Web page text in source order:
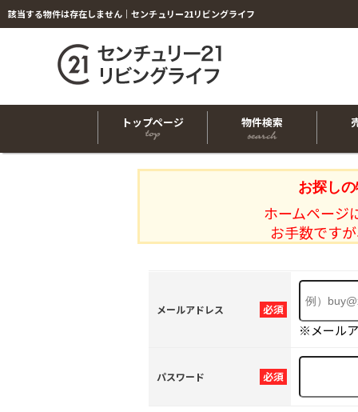
該当する物件は存在しません｜センチュリー21リビングライフ
トップページ 物件検索
お探し
ホームページ
お手数です
必須
メールアドレス
※メール
必須
パスワード